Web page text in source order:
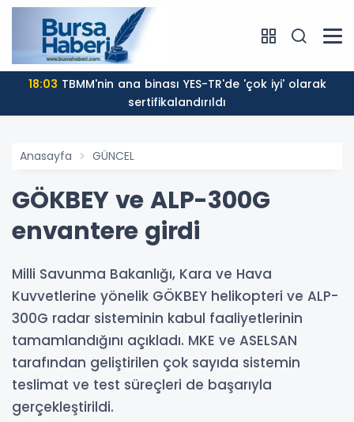
18:03
sertifikalandırıldı
Anasayfa GÜNCEL
GÖKBEY ve ALP-300G
envantere girdi
Milli Savunma Bakanlığı, Kara ve Hava
Kuvvetlerine yönelik GÖKBEY helikopteri ve ALP-
300G radar sisteminin kabul faaliyetlerinin
tamamlandığını açıkladı. MKE ve ASELSAN
tarafından geliştirilen çok sayıda sistemin
teslimat ve test süreçleri de başarıyla
gerçekleştirildi.